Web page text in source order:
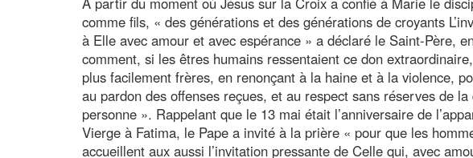
comme fils, « des générations et des générations de croyants
à Elle avec amour et avec espérance » a déclaré le Saint-Père,
comment, si les êtres humains ressentaient ce don
plus facilement frères, en renonçant à la haine et à la violence,
au pardon des offenses reçues, et au respect sans réserves de
personne ». Rappelant que le 13 mai était l’anniversaire de
Vierge à Fatima, le Pape a invité à la prière « pour que les
accueillent aux aussi l’invitation pressante de Celle qui, avec